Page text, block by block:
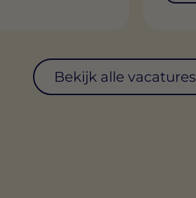
Bekijk alle vacatures